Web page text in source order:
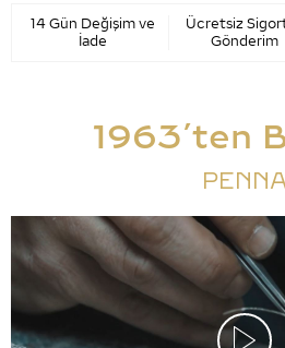
14 Gün Değişim ve
İade
Ücretsiz
Gönderim
1963’ten